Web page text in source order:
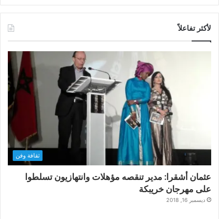
لأكثر تفاعلاً
ثقافة وفن
عثمان أشقرا: مدير تنقصه مؤهلات وانتهازيون تسلطوا
على مهرجان خريبكة
ديسمبر 16, 2018